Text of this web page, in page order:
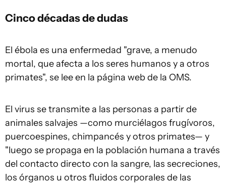
Cinco décadas de dudas
El ébola es una enfermedad "grave, a menudo
mortal, que afecta a los seres humanos y a otros
primates", se lee en la página web de la OMS.
El virus se transmite a las personas a partir de
animales salvajes —como murciélagos frugívoros,
puercoespines, chimpancés y otros primates— y
"luego se propaga en la población humana a través
del contacto directo con la sangre, las secreciones,
los órganos u otros fluidos corporales de las